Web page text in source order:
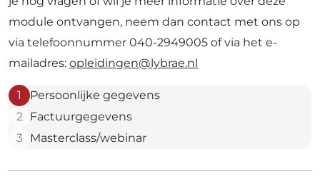
module ontvangen, neem dan contact met ons op
via telefoonnummer 040-2949005 of via het e-
mailadres: opleidingen@lybrae.nl
1
Persoonlijke gegevens
2
Factuurgegevens
3
Masterclass/webinar